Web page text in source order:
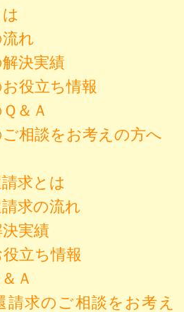
れ
決実績
役立ち情報
＆Ａ
相談をお考えの方へ
求とは
求の流れ
実績
立ち情報
Ａ
請求のご相談をお考え